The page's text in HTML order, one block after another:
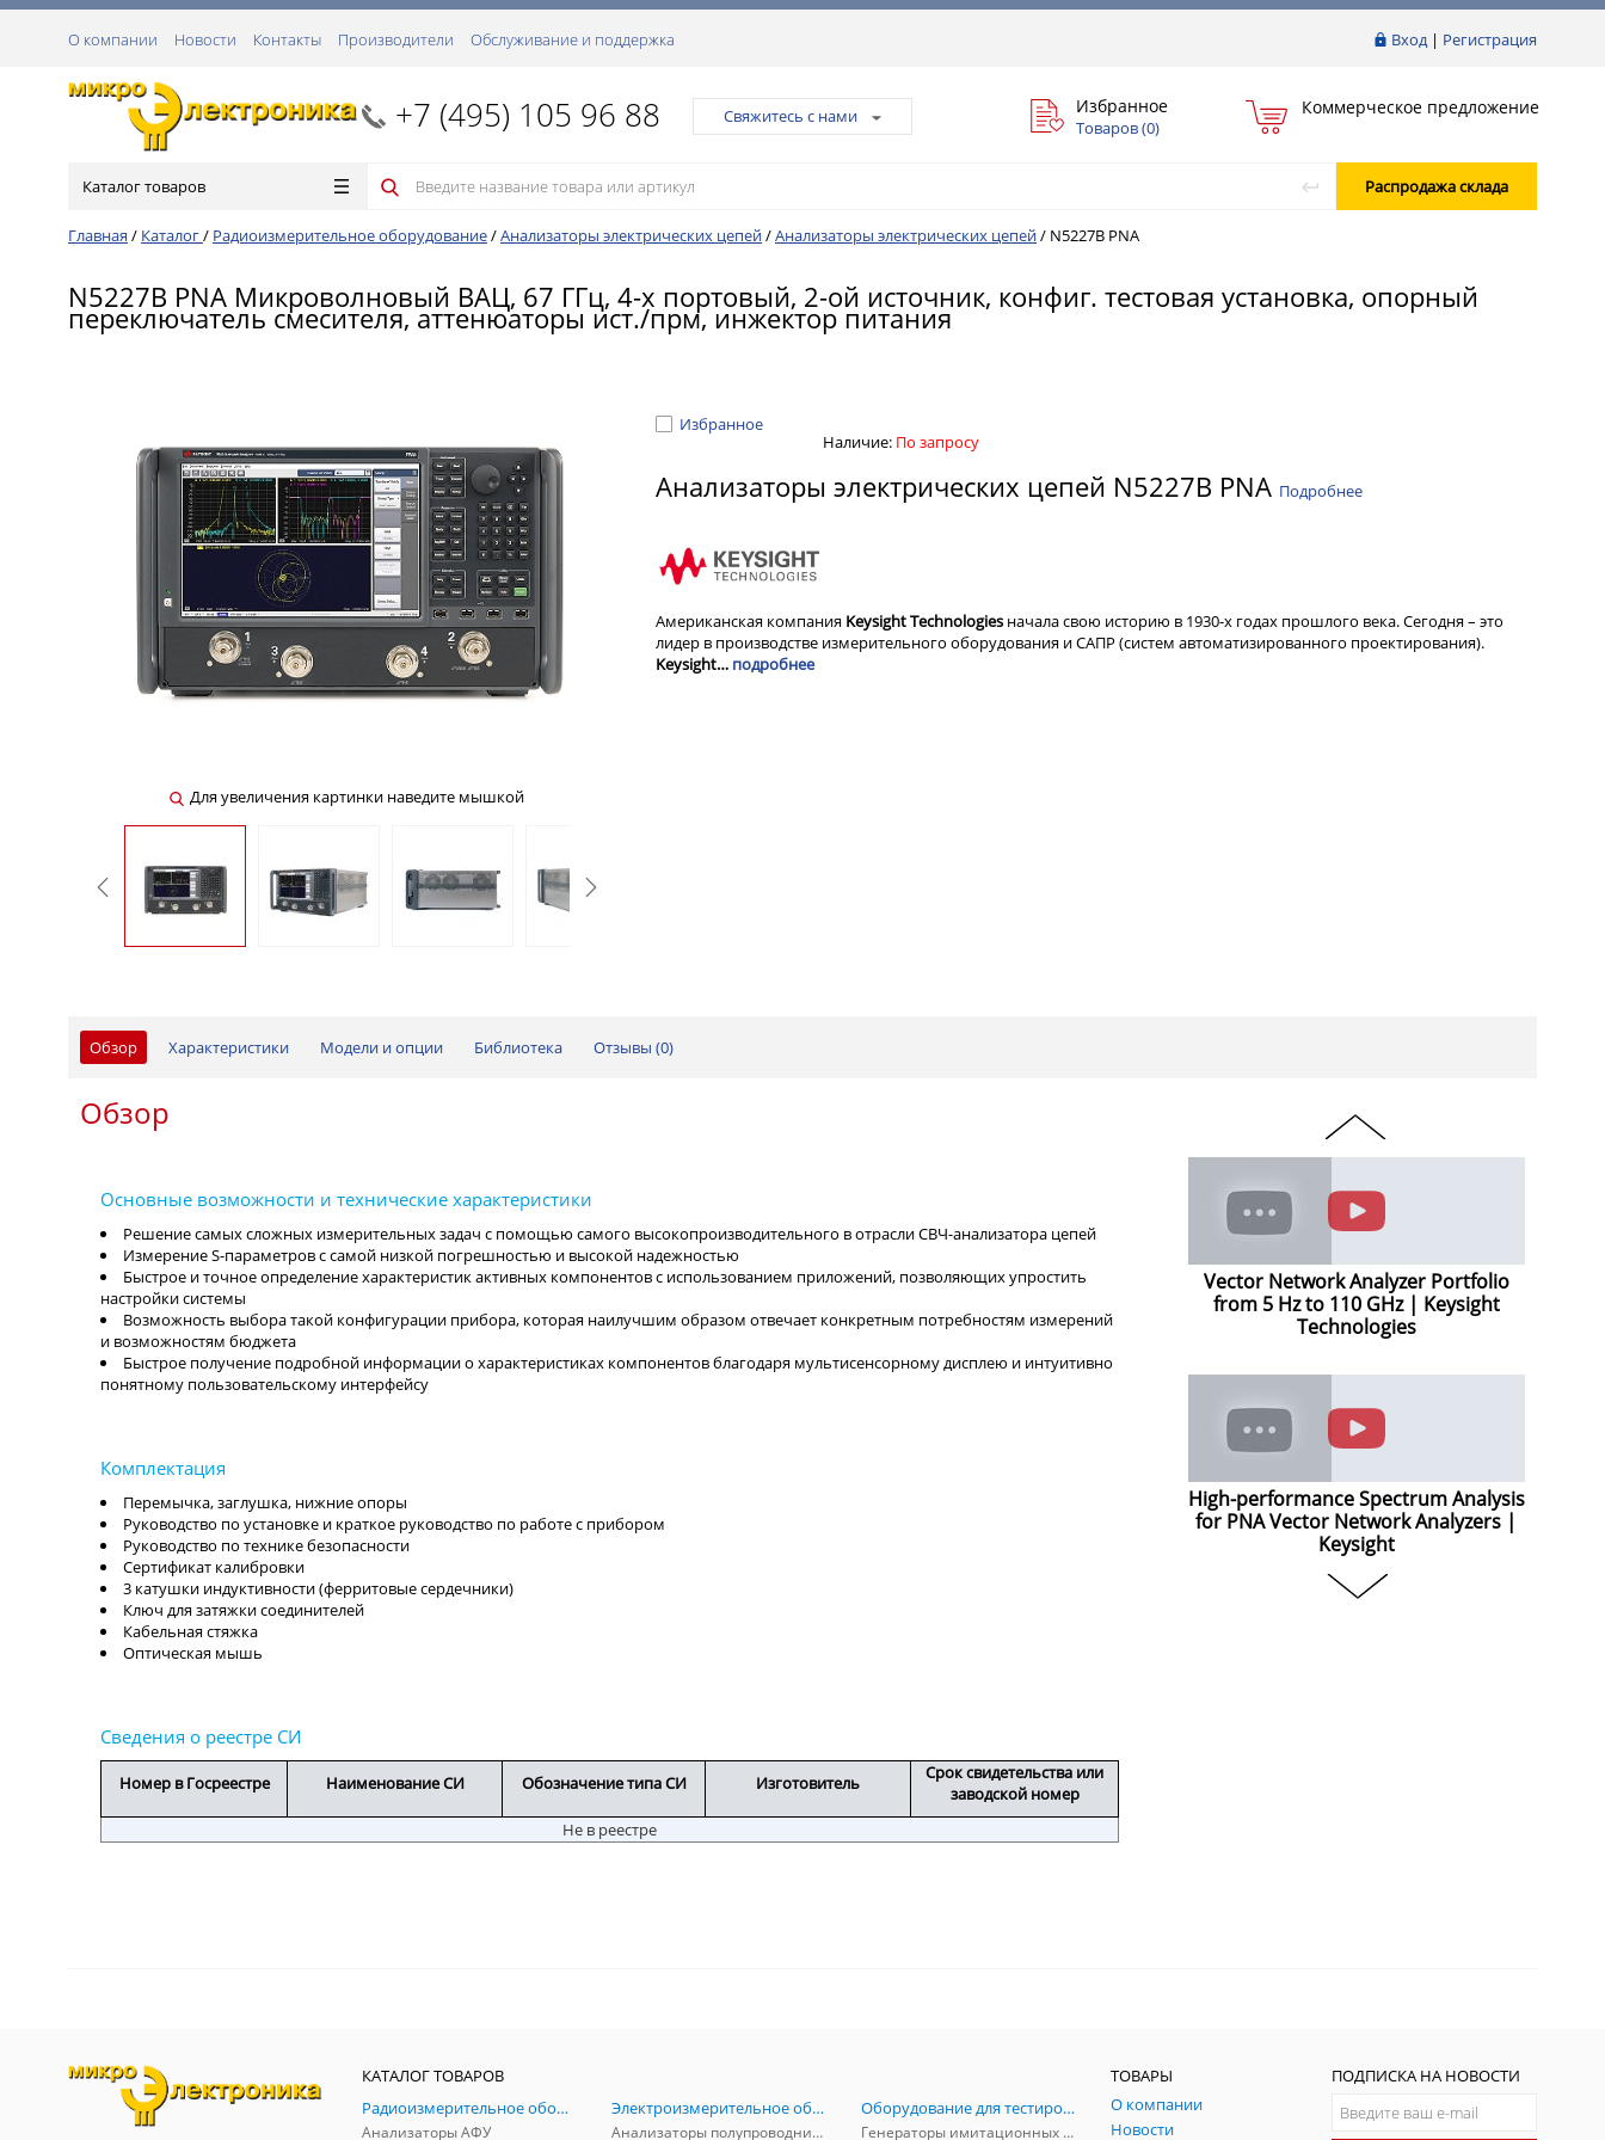
Вход| Регистрация
О компании Новости Контакты Производители Обслуживание и поддержка
+7 (495) 105 96 88 Свяжитесь с нами Избранное
Товаров (0)
Коммерческое предложение
Каталог товаров Распродажа склада
Главная / Каталог/ Радиоизмерительное оборудование/Анализаторы электрических цепей/Анализаторы электрических цепей/ N5227B PNA
N5227B PNA Микроволновый ВАЦ, 67 ГГц, 4-х портовый, 2-ой источник, конфиг. тестовая установка, опорный
переключатель смесителя, аттенюаторы ист./прм, инжектор питания
Для увеличения картинки наведите мышкой
Избранное
Наличие: По запросу
Анализаторы электрических цепей N5227B PNA Подробнее
Американская компания Keysight Technologies начала свою историю в 1930-х годах прошлого века. Сегодня – это
лидер в производстве измерительного оборудования и САПР (систем автоматизированного проектирования).
Keysight… подробнее
Обзор Характеристики Модели и опции Библиотека Отзывы (0)
Обзор
Решение самых сложных измерительных задач с помощью самого высокопроизводительного в отрасли СВЧ-анализатора цепей
Измерение S-параметров с самой низкой погрешностью и высокой надежностью
Быстрое и точное определение характеристик активных компонентов с использованием приложений, позволяющих упростить
настройки системы
Возможность выбора такой конфигурации прибора, которая наилучшим образом отвечает конкретным потребностям измерений
и возможностям бюджета
Быстрое получение подробной информации о характеристиках компонентов благодаря мультисенсорному дисплею и интуитивно
понятному пользовательскому интерфейсу
Перемычка, заглушка, нижние опоры
Руководство по установке и краткое руководство по работе с прибором
Руководство по технике безопасности
Сертификат калибровки
3 катушки индуктивности (ферритовые сердечники)
Ключ для затяжки соединителей
Кабельная стяжка
Оптическая мышь
Номер в Госреестре Наименование СИ Обозначение типа СИ Изготовитель
Срок свидетельства или
заводской номер
Не в реестре
Vector Network Analyzer Portfolio
from 5 Hz to 110 GHz | Keysight
Technologies
High-performance Spectrum Analysis
for PNA Vector Network Analyzers |
Keysight
https://www.youtube.com/watch?
КАТАЛОГ ТОВАРОВ
Радиоизмерительное оборудование
Анализаторы АФУ
Электроизмерительное оборудование
Анализаторы полупроводников
Оборудование для тестирования и симуляции ГНСС
Генераторы имитационных и заградительных помех
ТОВАРЫ
О компании
Новости
ПОДПИСКА НА НОВОСТИ